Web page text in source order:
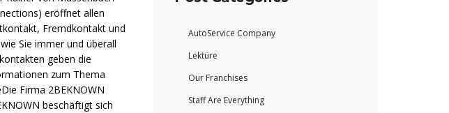
eröffnet allen
Fremdkontakt und
Sie immer und überall
geben die
zum Thema
Firma 2BEKNOWN
beschäftigt sich
AutoService Company
Lektüre
Our Franchises
Staff Are Everything